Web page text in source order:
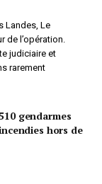
Landes, Le
de l’opération.
judiciaire et
rarement
gendarmes
hors de